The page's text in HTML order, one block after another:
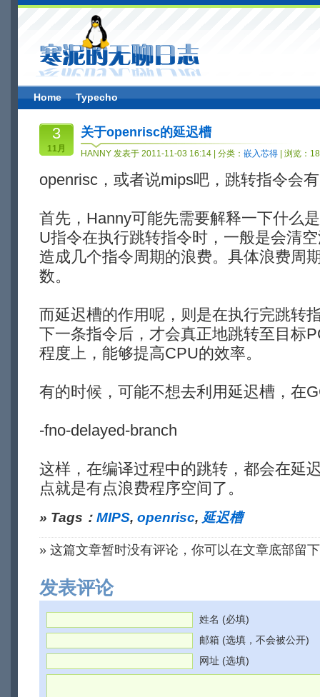
Home Typecho
3
11月
关于openrisc的延迟槽
HANNY 发表于 2011-11-03 16:14 | 分类： 嵌入芯得 | 浏览：
openrisc，或者说mips吧，跳转指令会
首先，Hanny可能先需要解释一下什么
U指令在执行跳转指令时，一般是会清
造成几个指令周期的浪费。具体浪费周
数。
而延迟槽的作用呢，则是在执行完跳转
下一条指令后，才会真正地跳转至目标
程度上，能够提高CPU的效率。
有的时候，可能不想去利用延迟槽，在
-fno-delayed-branch
这样，在编译过程中的跳转，都会在延
点就是有点浪费程序空间了。
» Tags： MIPS, openrisc, 延迟槽
» 这篇文章暂时没有评论，你可以在文章底部留
发表评论
姓名 (必填)
邮箱 (选填，不会被公开)
网址 (选填)